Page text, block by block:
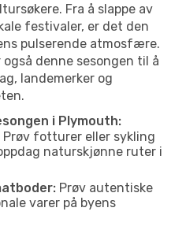
Fra å slappe av
festivaler, er det den
pulserende atmosfære.
denne sesongen til å
landemerker og
i Plymouth:
Prøv fotturer eller sykling
naturskjønne ruter i
Prøv autentiske
varer på byens